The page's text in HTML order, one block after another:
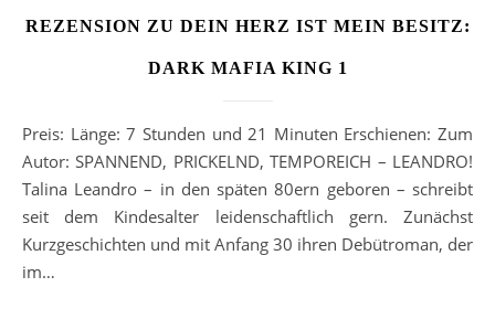
REZENSION ZU DEIN HERZ IST MEIN BESITZ:
DARK MAFIA KING 1
Preis: Länge: 7 Stunden und 21 Minuten Erschienen: Zum
Autor: SPANNEND, PRICKELND, TEMPOREICH – LEANDRO!
Talina Leandro – in den späten 80ern geboren – schreibt
seit dem Kindesalter leidenschaftlich gern. Zunächst
Kurzgeschichten und mit Anfang 30 ihren Debütroman, der
im…